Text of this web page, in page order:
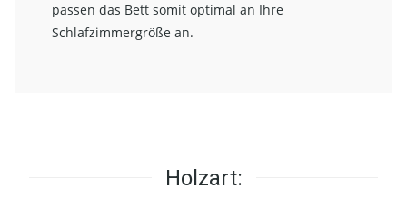
passen das Bett somit optimal an Ihre
Schlafzimmergröße an.
Holzart: